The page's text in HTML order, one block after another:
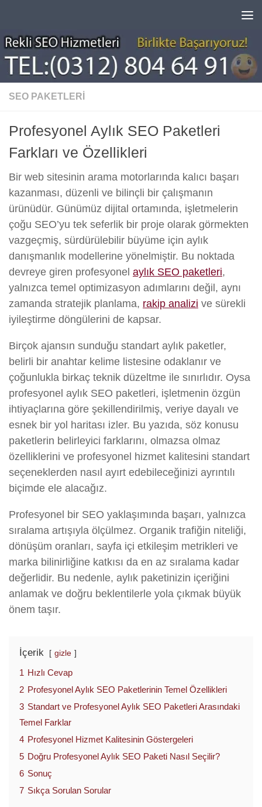
SEO PAKETLERI
Profesyonel Aylık SEO Paketleri
Farkları ve Özellikleri
Bir web sitesinin arama motorlarında kalıcı başarı
kazanması, düzenli ve bilinçli bir çalışmanın
ürünüdür. Günümüz dijital ortamında, işletmelerin
çoğu SEO’yu tek seferlik bir proje olarak görmekten
vazgeçmiş, sürdürülebilir büyüme için aylık
danışmanlık modellerine yönelmiştir. Bu noktada
devreye giren profesyonel aylık SEO paketleri,
yalnızca temel optimizasyon adımlarını değil, aynı
zamanda stratejik planlama, rakip analizi ve sürekli
iyileştirme döngülerini de kapsar.
Birçok ajansın sunduğu standart aylık paketler,
belirli bir anahtar kelime listesine odaklanır ve
çoğunlukla birkaç teknik düzeltme ile sınırlıdır. Oysa
profesyonel aylık SEO paketleri, işletmenin özgün
ihtiyaçlarına göre şekillendirilmiş, veriye dayalı ve
esnek bir yol haritası izler. Bu yazıda, söz konusu
paketlerin belirleyici farklarını, olmazsa olmaz
özelliklerini ve profesyonel hizmet kalitesini standart
seçeneklerden nasıl ayırt edebileceğinizi ayrıntılı
biçimde ele alacağız.
Profesyonel bir SEO yaklaşımında başarı, yalnızca
sıralama artışıyla ölçülmez. Organik trafiğin niteliği,
dönüşüm oranları, sayfa içi etkileşim metrikleri ve
marka bilinirliğine katkısı da en az sıralama kadar
değerlidir. Bu nedenle, aylık paketinizin içeriğini
anlamak ve doğru beklentilerle yola çıkmak büyük
önem taşır.
İçerik gizle
1 Hızlı Cevap
2 Profesyonel Aylık SEO Paketlerinin Temel Özellikleri
3 Standart ve Profesyonel Aylık SEO Paketleri Arasındaki
Temel Farklar
4 Profesyonel Hizmet Kalitesinin Göstergeleri
5 Doğru Profesyonel Aylık SEO Paketi Nasıl Seçilir?
6 Sonuç
7 Sıkça Sorulan Sorular